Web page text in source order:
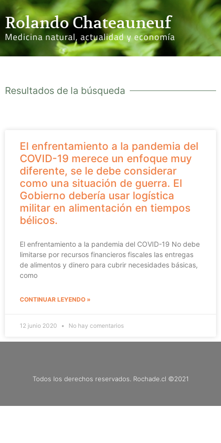
Rolando Chateauneuf
Medicina natural, actualidad y economía
Resultados de la búsqueda
El enfrentamiento a la pandemia del
COVID-19 merece un enfoque muy
diferente, se le debe considerar
como una situación de guerra. El
Gobierno debería usar logística
militar en alimentación en tiempos
bélicos.
El enfrentamiento a la pandemia del COVID-19 No debe
limitarse por recursos financieros fiscales las entregas
de alimentos y dinero para cubrir necesidades básicas,
como
CONTINUAR LEYENDO »
12 junio 2020 No hay comentarios
Todos los derechos reservados. Rochade.cl ©2021